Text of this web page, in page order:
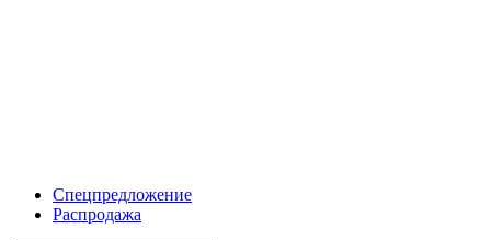
Спецпредложение
Распродажа